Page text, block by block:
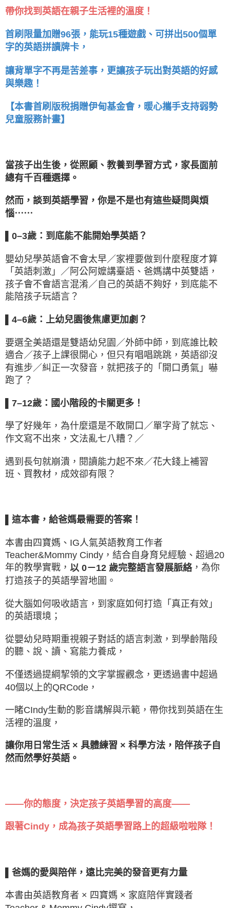
帶你找到英語在親子生活裡的溫度！
首刷限量加贈96張，能玩15種遊戲、可拼出500個單
字的英語拼讀牌卡，
讓背單字不再是苦差事，更讓孩子玩出對英語的好感
與樂趣！
【本書首刷版稅捐贈伊甸基金會，暖心攜手支持弱勢
兒童服務計畫】
當孩子出生後，從照顧、教養到學習方式，家長面前
總有千百種選擇。
然而，談到英語學習，你是不是也有這些疑問與煩
惱⋯⋯
▌0–3歲：到底能不能開始學英語？
嬰幼兒學英語會不會太早／家裡要做到什麼程度才算
「英語刺激」／阿公阿嬤講臺語、爸媽講中英雙語，
孩子會不會語言混淆／自己的英語不夠好，到底能不
能陪孩子玩語言？
▌4–6歲：上幼兒園後焦慮更加劇？
要選全美語還是雙語幼兒園／外師中師，到底誰比較
適合／孩子上課很開心，但只有唱唱跳跳，英語卻沒
有進步／糾正一次發音，就把孩子的「開口勇氣」嚇
跑了？
▌7–12歲：國小階段的卡關更多！
學了好幾年，為什麼還是不敢開口／單字背了就忘、
作文寫不出來，文法亂七八糟？／
遇到長句就崩潰，閱讀能力起不來／花大錢上補習
班、買教材，成效卻有限？
▌這本書，給爸媽最需要的答案！
本書由四寶媽、IG人氣英語教育工作者
Teacher&Mommy Cindy，結合自身育兒經驗、超過20
年的教學實戰， 以 0－12 歲完整語言發展脈絡，為你
打造孩子的英語學習地圖。
從大腦如何吸收語言，到家庭如何打造「真正有效」
的英語環境；
從嬰幼兒時期重視親子對話的語言刺激，到學齡階段
的聽、說、讀、寫能力養成，
不僅透過提綱挈領的文字掌握觀念，更透過書中超過
40個以上的QRCode，
一睹CIndy生動的影音講解與示範，帶你找到英語在生
活裡的溫度，
讓你用日常生活 × 具體練習 × 科學方法，陪伴孩子自
然而然學好英語。
——你的態度，決定孩子英語學習的高度——
跟著Cindy，成為孩子英語學習路上的超級啦啦隊！
▌爸媽的愛與陪伴，遠比完美的發音更有力量
本書由英語教育者 × 四寶媽 × 家庭陪伴實踐者